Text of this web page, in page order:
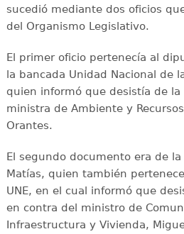
sucedió mediante dos oficios
del Organismo Legislativo.
El primer oficio pertenecía al
la bancada Unidad Nacional de
quien informó que desistía de
ministra de Ambiente y
Orantes.
El segundo documento era de
Matías, quien también
UNE, en el cual informó que
en contra del ministro de
Infraestructura y Vivienda,